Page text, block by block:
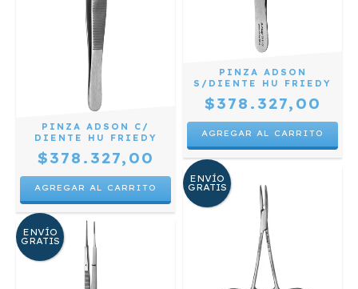
PINZA ADSON C/
DIENTE HU FRIEDY
$378.327,00
PINZA ADSON
S/DIENTE HU FRIEDY
$378.327,00
ENVÍO
GRATIS
ENVÍO
GRATIS